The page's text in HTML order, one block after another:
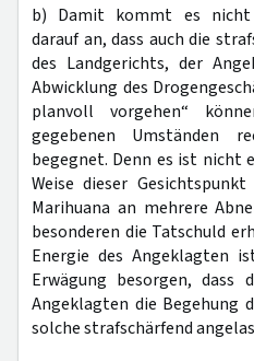
b) Damit kommt es nicht
darauf an, dass auch die
des Landgerichts, der
Abwicklung des
planvoll vorgehen“
gegebenen Umständen
begegnet. Denn es ist nicht
Weise dieser
Marihuana an mehrere
besonderen die Tatschuld
Energie des Angeklagten
Erwägung besorgen, dass
Angeklagten die Begehung
solche strafschärfend